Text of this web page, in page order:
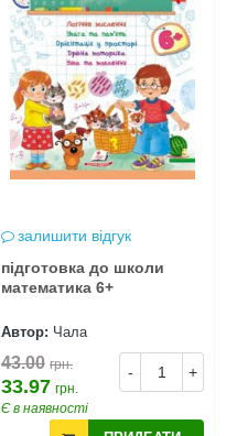
залишити відгук
підготовка до школи
математика 6+
Автор: Чала
- +
43.00 грн.
33.97 грн.
Є в наявності